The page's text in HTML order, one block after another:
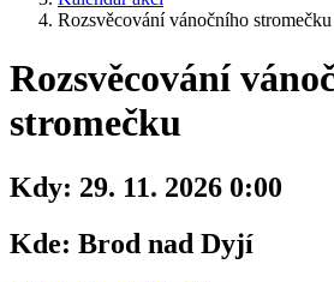
Rozsvěcování vánočního stromečku
Rozsvěcování
stromečku
Kdy: 29. 11. 2026 0:00
Kde: Brod nad Dyjí